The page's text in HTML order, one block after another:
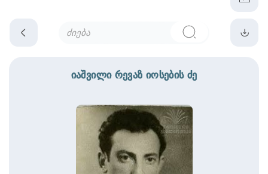
იაშვილი რევაზ იოსების ძე